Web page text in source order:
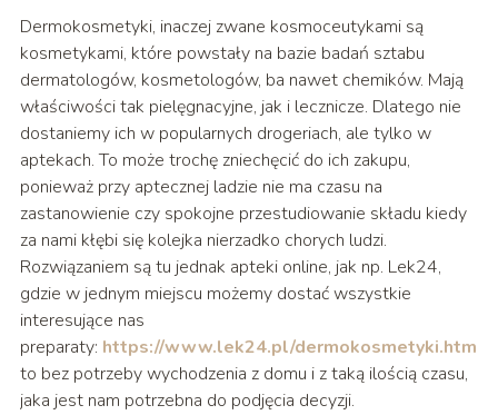
Dermokosmetyki, inaczej zwane kosmoceutykami są
kosmetykami, które powstały na bazie badań sztabu
dermatologów, kosmetologów, ba nawet chemików. Mają
właściwości tak pielęgnacyjne, jak i lecznicze. Dlatego nie
dostaniemy ich w popularnych drogeriach, ale tylko w
aptekach. To może trochę zniechęcić do ich zakupu,
ponieważ przy aptecznej ladzie nie ma czasu na
zastanowienie czy spokojne przestudiowanie składu kiedy
za nami kłębi się kolejka nierzadko chorych ludzi.
Rozwiązaniem są tu jednak apteki online, jak np. Lek24,
gdzie w jednym miejscu możemy dostać wszystkie
interesujące nas
preparaty: https://www.lek24.pl/dermokosmetyki.html
to bez potrzeby wychodzenia z domu i z taką ilością czasu,
jaka jest nam potrzebna do podjęcia decyzji.